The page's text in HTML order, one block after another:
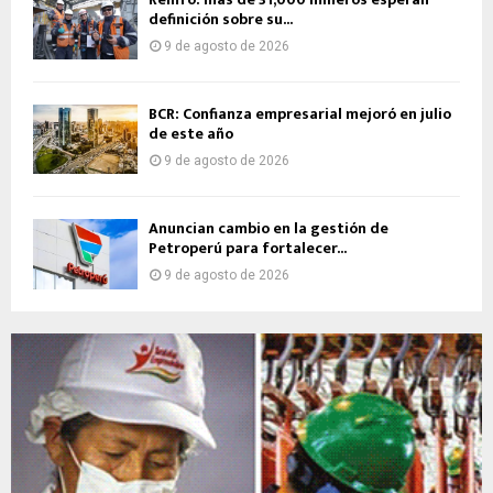
definición sobre su...
9 de agosto de 2026
BCR: Confianza empresarial mejoró en julio
de este año
9 de agosto de 2026
Anuncian cambio en la gestión de
Petroperú para fortalecer...
9 de agosto de 2026